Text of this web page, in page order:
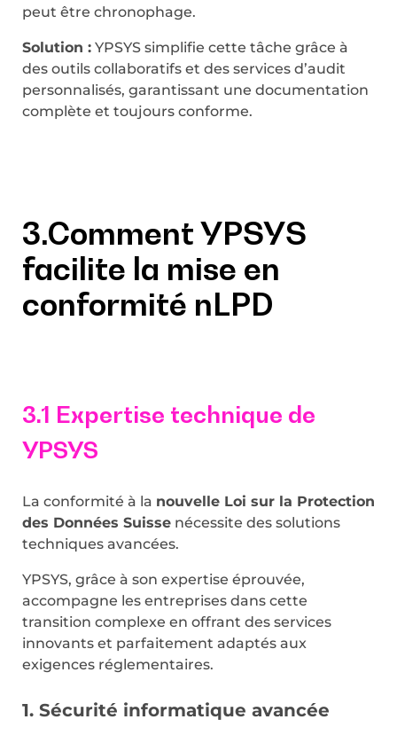
peut être chronophage.
Solution : YPSYS simplifie cette tâche grâce à
des outils collaboratifs et des services d’audit
personnalisés, garantissant une documentation
complète et toujours conforme.
3.Comment YPSYS
facilite la mise en
conformité nLPD
3.1 Expertise technique de
YPSYS
La conformité à la nouvelle Loi sur la Protection
des Données Suisse nécessite des solutions
techniques avancées.
YPSYS, grâce à son expertise éprouvée,
accompagne les entreprises dans cette
transition complexe en offrant des services
innovants et parfaitement adaptés aux
exigences réglementaires.
1. Sécurité informatique avancée